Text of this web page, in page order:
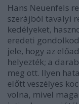
Hans Neuenfels
szerájból tavalyi
kedélyeket,
eredeti
jele, hogy az
helyezték; a
meg ott. Ilyen
előtt veszélyes
volna, mivel